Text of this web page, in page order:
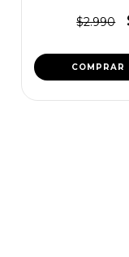
$2.990